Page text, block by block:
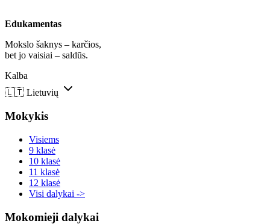
Edukamentas
Mokslo šaknys – karčios,
bet jo vaisiai – saldūs.
Kalba
🇱🇹 Lietuvių
Mokykis
Visiems
9 klasė
10 klasė
11 klasė
12 klasė
Visi dalykai ->
Mokomieji dalykai